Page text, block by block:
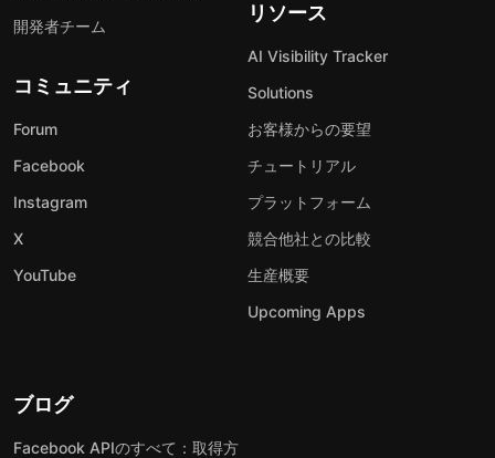
開発者チーム
コミュニティ
Forum
Facebook
Instagram
X
YouTube
リソース
AI Visibility Tracker
Solutions
お客様からの要望
チュートリアル
プラットフォーム
競合他社との比較
生産概要
Upcoming Apps
ブログ
Facebook APIのすべて：取得方